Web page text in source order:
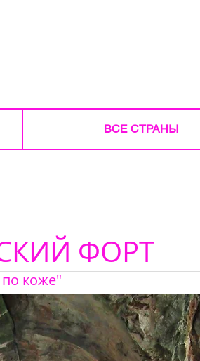
ВСЕ СТРАНЫ
ФОРТ
коже"